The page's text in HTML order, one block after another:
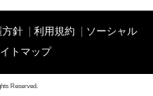
針 利用規約
ソーシャル
トマップ
Reserved.